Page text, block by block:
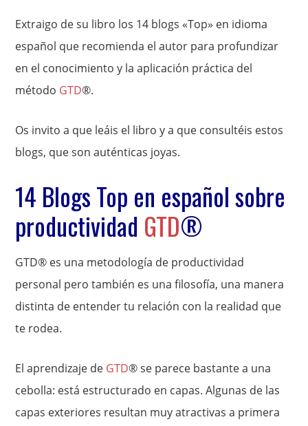
Extraigo de su libro los 14 blogs «Top» en idioma
español que recomienda el autor para profundizar
en el conocimiento y la aplicación práctica del
método GTD®.
Os invito a que leáis el libro y a que consultéis estos
blogs, que son auténticas joyas.
14 Blogs Top en español sobre
productividad GTD®
GTD® es una metodología de productividad
personal pero también es una filosofía, una manera
distinta de entender tu relación con la realidad que
te rodea.
El aprendizaje de GTD® se parece bastante a una
cebolla: está estructurado en capas. Algunas de las
capas exteriores resultan muy atractivas a primera